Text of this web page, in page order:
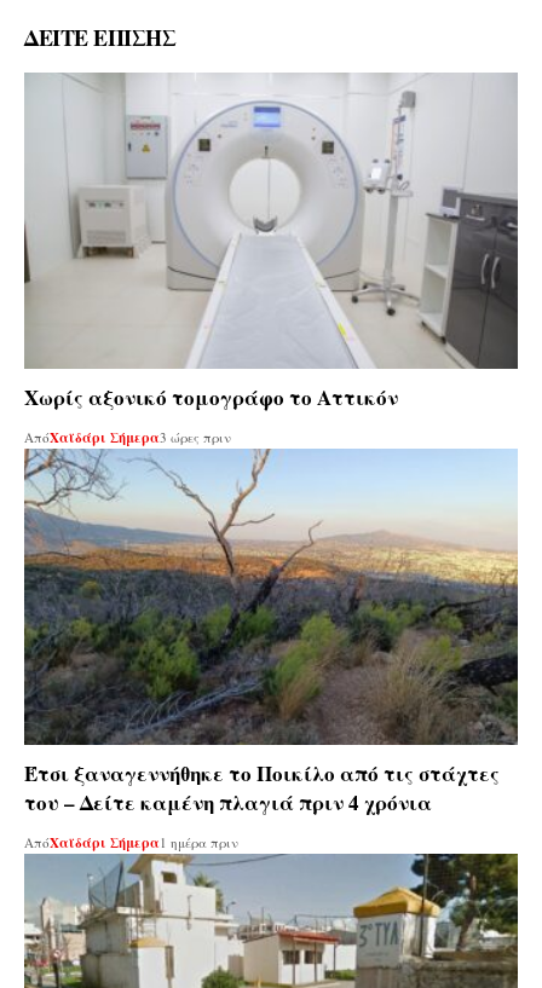
ΔΕΙΤΕ ΕΠΙΣΗΣ
Χωρίς αξονικό τομογράφο το Αττικόν
ΑπόΧαϊδάρι Σήμερα3 ώρες πριν
Έτσι ξαναγεννήθηκε το Ποικίλο από τις στάχτες
του – Δείτε καμένη πλαγιά πριν 4 χρόνια
ΑπόΧαϊδάρι Σήμερα 1 ημέρα πριν